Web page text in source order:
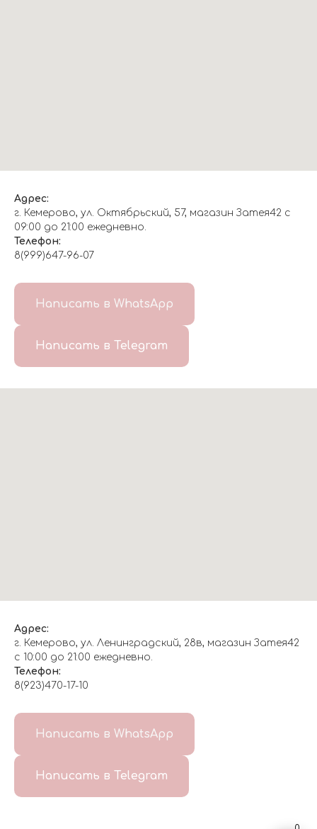
Адрес:
г. Кемерово, ул. Октябрьский, 57, магазин Затея42 с
09:00 до 21:00 ежедневно.
Телефон:
8(999)647-96-07
Написать в WhatsApp
Написать в Telegram
Адрес:
г. Кемерово, ул. Ленинградский, 28в, магазин Затея42
с 10:00 до 21:00 ежедневно.
Телефон:
8(923)470-17-10
Написать в WhatsApp
Написать в Telegram
ДОСТАВКА/